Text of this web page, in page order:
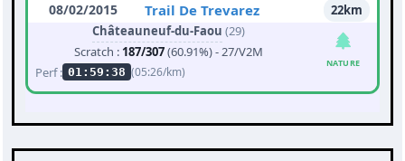
08/02/2015 Trail De Trevarez
22km
Châteauneuf-du-Faou (29)
Scratch : 187/307(60.91%) - 27/V2M
Perf : 01:59:38 (05:26/km)
NATURE